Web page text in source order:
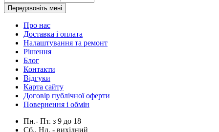
Передзвоніть мені
Про нас
Доставка і оплата
Налаштування та ремонт
Рішення
Блог
Контакти
Відгуки
Карта сайту
Договір публічної оферти
Повернення і обмін
Пн.- Пт. з 9 до 18
Сб., Нд. - вихідний